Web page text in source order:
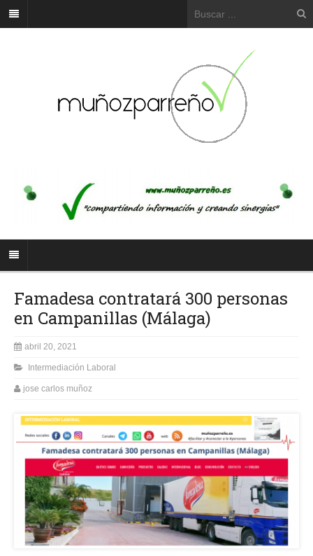
Famadesa contratará 300 personas
en Campanillas (Málaga)
abril 20, 2021
Intermediación Laboral
jose carlos muñoz